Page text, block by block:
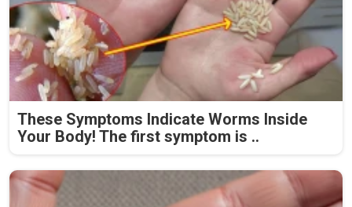
These Symptoms Indicate Worms Inside
Your Body! The first symptom is ..